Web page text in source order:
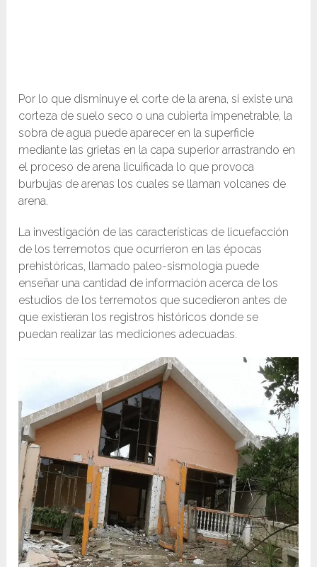
Por lo que disminuye el corte de la arena, si existe una
corteza de suelo seco o una cubierta impenetrable, la
sobra de agua puede aparecer en la superficie
mediante las grietas en la capa superior arrastrando en
el proceso de arena licuificada lo que provoca
burbujas de arenas los cuales se llaman volcanes de
arena.
La investigación de las características de licuefacción
de los terremotos que ocurrieron en las épocas
prehistóricas, llamado paleo-sismología puede
enseñar una cantidad de información acerca de los
estudios de los terremotos que sucedieron antes de
que existieran los registros históricos donde se
puedan realizar las mediciones adecuadas.